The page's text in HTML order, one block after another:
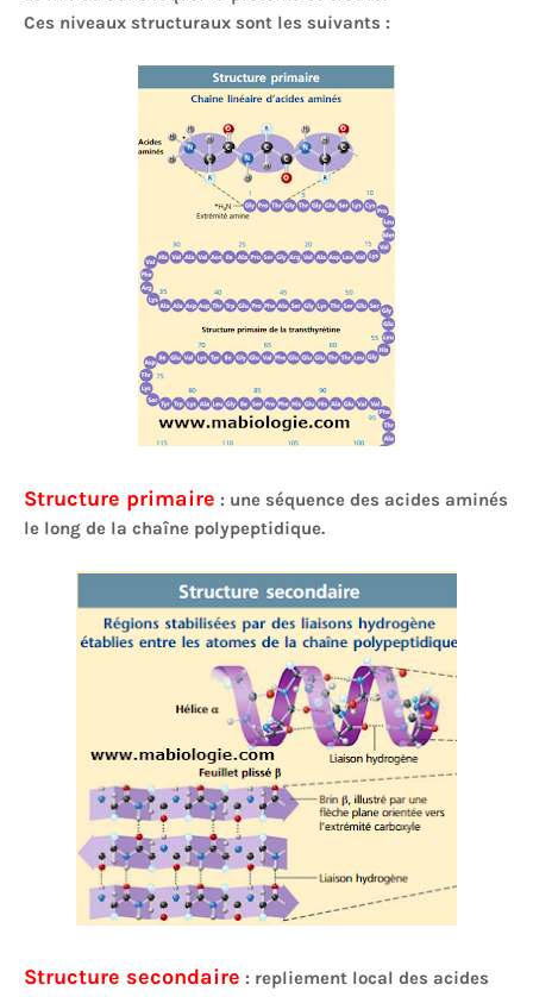
Ces niveaux structuraux sont les suivants :
Structure primaire : une séquence des acides aminés
le long de la chaîne polypeptidique.
Structure secondaire : repliement local des acides